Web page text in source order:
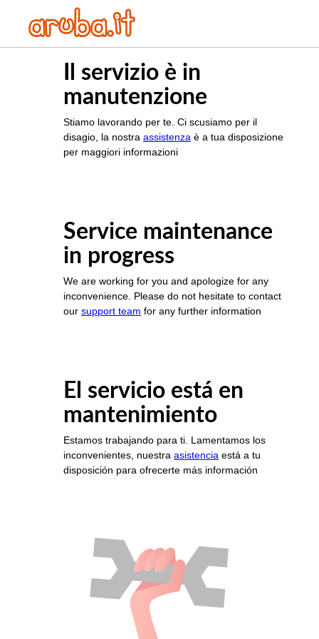
Il servizio è in
manutenzione
Stiamo lavorando per te. Ci scusiamo per il
disagio, la nostra assistenza è a tua disposizione
per maggiori informazioni
Service maintenance
in progress
We are working for you and apologize for any
inconvenience. Please do not hesitate to contact
our support team for any further information
El servicio está en
mantenimiento
Estamos trabajando para ti. Lamentamos los
inconvenientes, nuestra asistencia está a tu
disposición para ofrecerte más información